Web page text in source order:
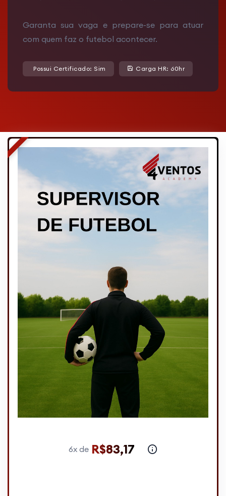
Garanta sua vaga e prepare-se para atuar
com quem faz o futebol acontecer.
Possui Certificado: Sim Carga HR: 60hr
6x de R$83,17